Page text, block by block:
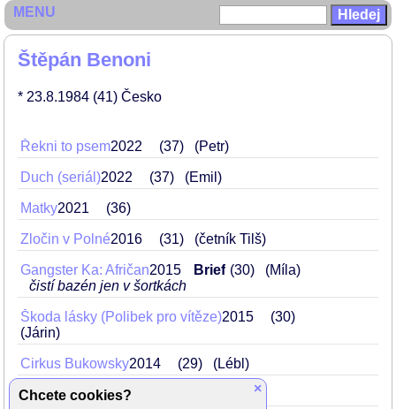
Štěpán Benoni
* 23.8.1984 (41) Česko
Řekni to psem2022 37 (Petr)
Duch (seriál)2022 37 (Emil)
Matky2021 36
Zločin v Polné2016 31 (četník Tilš)
Gangster Ka: Afričan2015 Brief 30
(Míla)
čistí bazén jen v šortkách
Škoda lásky (Polibek pro vítěze)2015
30
(Járin)
Cirkus Bukowsky2014 29 (Lébl)
Princezna a písař2014 (Šimon)
MENU
×
Chcete cookies?